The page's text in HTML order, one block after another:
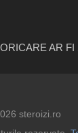
ORICARE AR FI
steroizi.ro